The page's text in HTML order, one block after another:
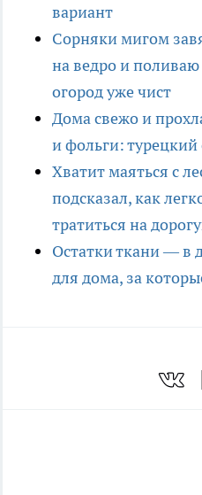
вариант
Сорняки мигом
на ведро и
огород уже чист
Дома свежо и
и фольги:
Хватит маяться с
подсказал, как
тратиться на
Остатки ткани — в
для дома, за